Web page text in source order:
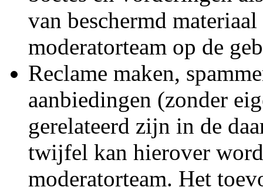
van beschermd
moderatorteam op de
Reclame maken,
aanbiedingen (zonder
gerelateerd zijn in de
twijfel kan hierover
moderatorteam. Het